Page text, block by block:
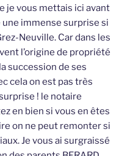
je vous mettais ici avant
une immense surprise si
Neuville. Car dans les
l’origine de propriété
succession de ses
cela on est pas très
! le notaire
en bien si vous en êtes
on ne peut remonter si
Je vous ai surgraissé